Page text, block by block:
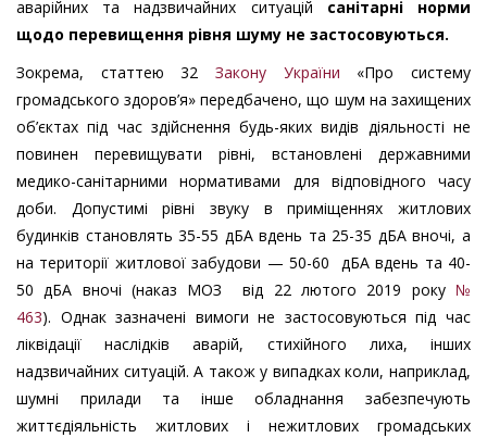
аварійних та надзвичайних ситуацій санітарні норми
щодо перевищення рівня шуму не застосовуються.
Зокрема, статтею 32 Закону України «Про систему
громадського здоров’я» передбачено, що шум на захищених
об’єктах під час здійснення будь-яких видів діяльності не
повинен перевищувати рівні, встановлені державними
медико-санітарними нормативами для відповідного часу
доби. Допустимі рівні звуку в приміщеннях житлових
будинків становлять 35-55 дБА вдень та 25-35 дБА вночі, а
на території житлової забудови — 50-60 дБА вдень та 40-
50 дБА вночі (наказ МОЗ від 22 лютого 2019 року №
463). Однак зазначені вимоги не застосовуються під час
ліквідації наслідків аварій, стихійного лиха, інших
надзвичайних ситуацій. А також у випадках коли, наприклад,
шумні прилади та інше обладнання забезпечують
життєдіяльність житлових і нежитлових громадських